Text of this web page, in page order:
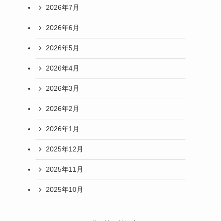
2026年7月
2026年6月
2026年5月
2026年4月
2026年3月
2026年2月
2026年1月
2025年12月
2025年11月
2025年10月